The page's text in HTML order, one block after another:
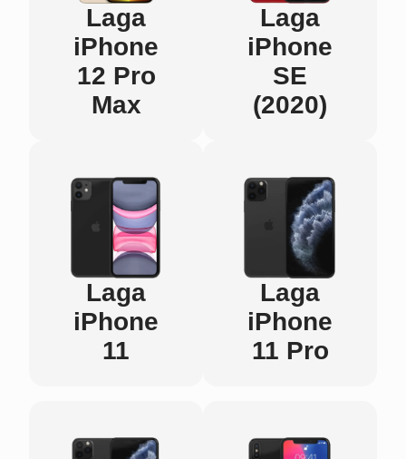
Laga
iPhone
12 Pro
Max
Laga
iPhone
SE
(2020)
Laga
iPhone
11
Laga
iPhone
11 Pro